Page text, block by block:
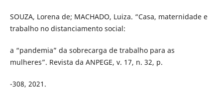
SOUZA, Lorena de; MACHADO, Luiza. “Casa, maternidade e
trabalho no distanciamento social:
a “pandemia” da sobrecarga de trabalho para as
mulheres”. Revista da ANPEGE, v. 17, n. 32, p.
-308, 2021.